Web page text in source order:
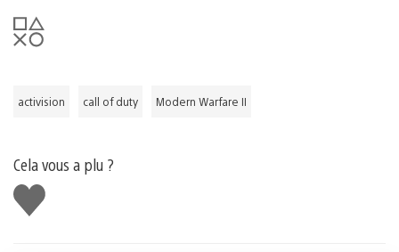
activision call of duty Modern Warfare II
Cela vous a plu ?
J'aime